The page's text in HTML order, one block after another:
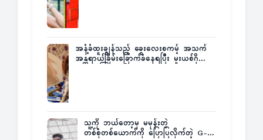
အနံ့ခံထူးချွန်သည့် ခွေးလေးစကမ့် အသက်
အန္တရာယ်ခြိမ်းခြောက်ခံနေရပြီး မူးယစ်ဂိုဏ်း
သူ့ကို ဘယ်တော့မှ မမုန်းတဲ့
တစ်စုံတစ်ယောက်ကို ပြောပြလိုက်တဲ့ G-